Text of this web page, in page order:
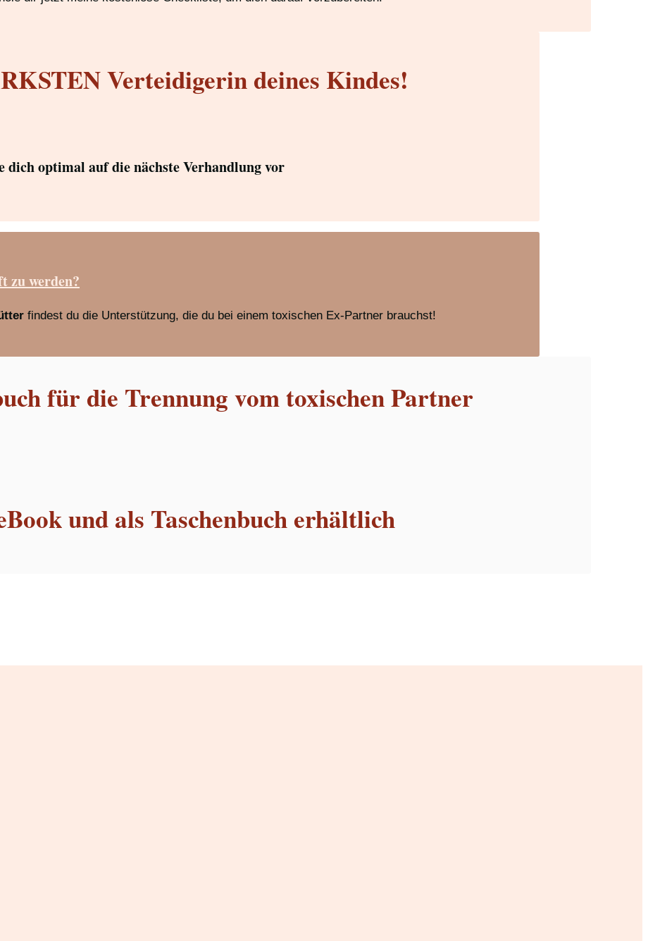
Verteidigerin deines Kindes!
dich optimal auf die nächste Verhandlung vor
zu werden?
findest du die Unterstützung, die du bei einem toxischen Ex-Partner brauchst!
für die Trennung vom toxischen Partner
und als Taschenbuch erhältlich